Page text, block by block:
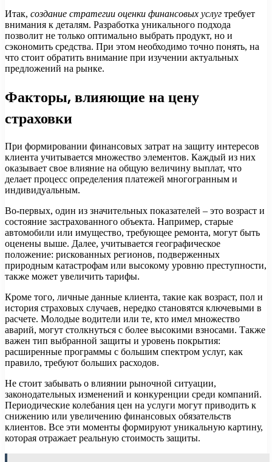
Итак, создание стратегии оценки финансовых услуг требует
внимания к деталям. Разработка уникального подхода
позволит не только оптимально выбрать продукт, но и
сэкономить средства. При этом необходимо точно понять, на
что стоит обратить внимание при изучении актуальных
предложений на рынке.
Факторы, влияющие на цену
страховки
При формировании финансовых затрат на защиту интересов
клиента учитывается множество элементов. Каждый из них
оказывает свое влияние на общую величину выплат, что
делает процесс определения платежей многогранным и
индивидуальным.
Во-первых, один из значительных показателей – это возраст и
состояние застрахованного объекта. Например, старые
автомобили или имущество, требующее ремонта, могут быть
оценены выше. Далее, учитывается географическое
положение: рискованных регионов, подверженных
природным катастрофам или высокому уровню преступности,
также может увеличить тарифы.
Кроме того, личные данные клиента, такие как возраст, пол и
история страховых случаев, нередко становятся ключевыми в
расчете. Молодые водители или те, кто имел множество
аварий, могут столкнуться с более высокими взносами. Также
важен тип выбранной защиты и уровень покрытия:
расширенные программы с большим спектром услуг, как
правило, требуют больших расходов.
Не стоит забывать о влиянии рыночной ситуации,
законодательных изменений и конкуренции среди компаний.
Периодические колебания цен на услуги могут приводить к
снижению или увеличению финансовых обязательств
клиентов. Все эти моменты формируют уникальную картину,
которая отражает реальную стоимость защиты.